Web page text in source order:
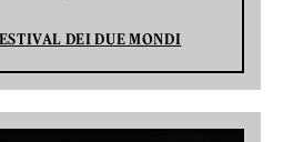
DEI DUE MONDI